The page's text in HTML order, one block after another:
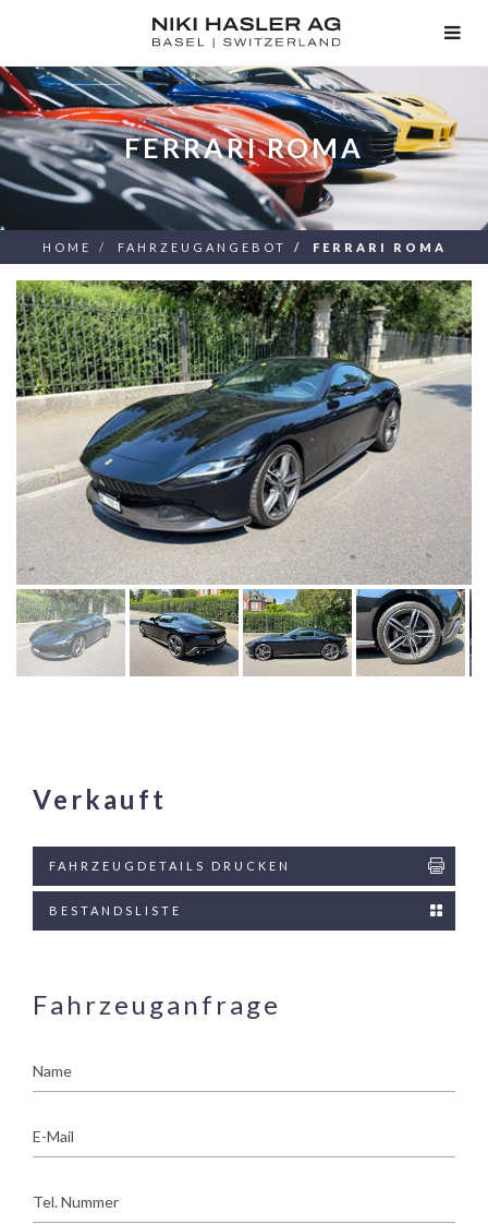
FERRARI ROMA
HOME FAHRZEUGANGEBOT FERRARI ROMA
Verkauft
FAHRZEUGDETAILS DRUCKEN
BESTANDSLISTE
Fahrzeuganfrage
Mail
Nummer